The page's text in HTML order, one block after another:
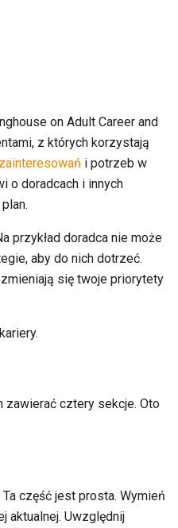
on Adult Career and
z których korzystają
zainteresowań i potrzeb w
o doradcach i innych
przykład doradca nie może
aby do nich dotrzeć.
się twoje priorytety
zawierać cztery sekcje. Oto
część jest prosta. Wymień
aktualnej. Uwzględnij